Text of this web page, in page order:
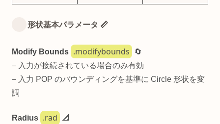
形状基本パラメータ 📏
Modify Bounds .modifybounds
🔄
– 入力が接続されている場合のみ有効
– 入力 POP のバウンディングを基準に Circle 形状を変
調
Radius .rad
📐